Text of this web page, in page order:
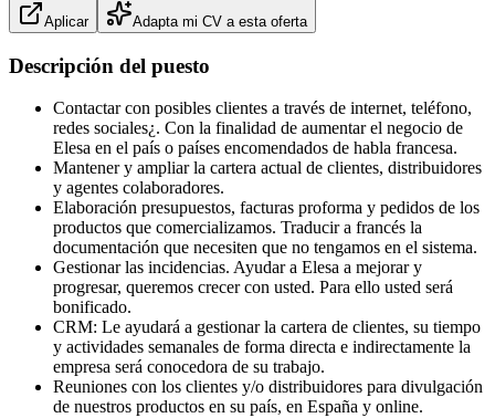
Aplicar Adapta mi CV a esta oferta
Descripción del puesto
Contactar con posibles clientes a través de internet, teléfono,
redes sociales¿. Con la finalidad de aumentar el negocio de
Elesa en el país o países encomendados de habla francesa.
Mantener y ampliar la cartera actual de clientes, distribuidores
y agentes colaboradores.
Elaboración presupuestos, facturas proforma y pedidos de los
productos que comercializamos. Traducir a francés la
documentación que necesiten que no tengamos en el sistema.
Gestionar las incidencias. Ayudar a Elesa a mejorar y
progresar, queremos crecer con usted. Para ello usted será
bonificado.
CRM: Le ayudará a gestionar la cartera de clientes, su tiempo
y actividades semanales de forma directa e indirectamente la
empresa será conocedora de su trabajo.
Reuniones con los clientes y/o distribuidores para divulgación
de nuestros productos en su país, en España y online.